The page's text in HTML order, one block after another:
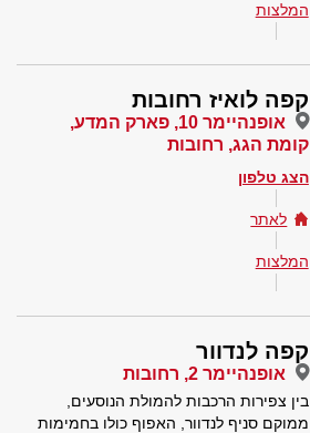
המלצות
קפה לואיז רחובות
אופנהיימר 10, פארק המדע,
קומת הגג, רחובות
הצג טלפון
לאתר
המלצות
קפה לנדוור
אופנהיימר 2, רחובות
בין צפירות הרכבות להמולת הנוסעים,
ממוקם סניף לנדוור, האפוף כולו בחמימות